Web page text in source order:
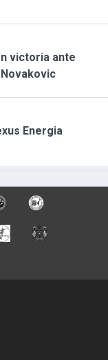
victoria ante
Energia